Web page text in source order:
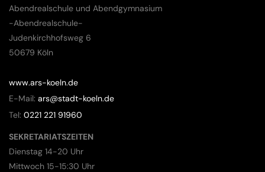
Abendrealschule und Abendgymnasium
-Abendrealschule-
Judenkirchhofsweg 6
50679 Köln
www.ars-koeln.de
E-Mail: ars@stadt-koeln.de
Tel: 0221 221 91960
SEKRETARIATSZEITEN
Dienstag 14-20 Uhr
Mittwoch 15-15:30 Uhr